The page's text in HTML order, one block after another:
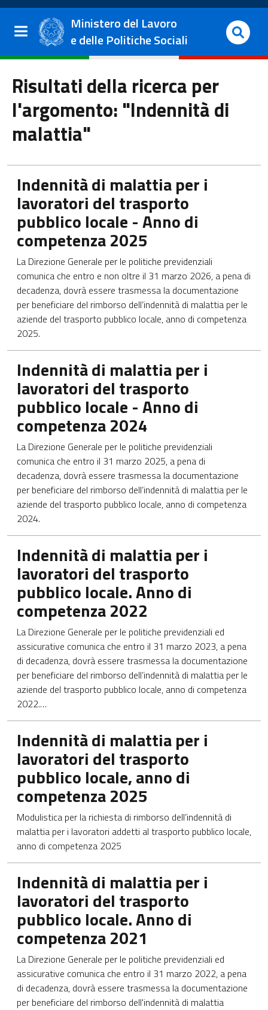
Salta al contenuto principale
Vai al footer
Ministero del Lavoro
e delle Politiche Sociali
Risultati della ricerca per
l'argomento: "Indennità di
malattia"
Indennità di malattia per i
lavoratori del trasporto
pubblico locale - Anno di
competenza 2025
La Direzione Generale per le politiche previdenziali
comunica che entro e non oltre il 31 marzo 2026, a pena di
decadenza, dovrà essere trasmessa la documentazione
per beneficiare del rimborso dell’indennità di malattia per le
aziende del trasporto pubblico locale, anno di competenza
2025.
Indennità di malattia per i
lavoratori del trasporto
pubblico locale - Anno di
competenza 2024
La Direzione Generale per le politiche previdenziali
comunica che entro il 31 marzo 2025, a pena di
decadenza, dovrà essere trasmessa la documentazione
per beneficiare del rimborso dell’indennità di malattia per le
aziende del trasporto pubblico locale, anno di competenza
2024.
Indennità di malattia per i
lavoratori del trasporto
pubblico locale. Anno di
competenza 2022
​La Direzione Generale per le politiche previdenziali ed
assicurative comunica che entro il 31 marzo 2023, a pena
di decadenza, dovrà essere trasmessa la documentazione
per beneficiare del rimborso dell’indennità di malattia per le
aziende del trasporto pubblico locale, anno di competenza
2022.…
Indennità di malattia per i
lavoratori del trasporto
pubblico locale, anno di
competenza 2025
Modulistica per la richiesta di rimborso dell’indennità di
malattia per i lavoratori addetti al trasporto pubblico locale,
anno di competenza 2025
Indennità di malattia per i
lavoratori del trasporto
pubblico locale. Anno di
competenza 2021
La Direzione Generale per le politiche previdenziali ed
assicurative comunica che entro il 31 marzo 2022, a pena
di decadenza, dovrà essere trasmessa la documentazione
per beneficiare del rimborso dell'indennità di malattia